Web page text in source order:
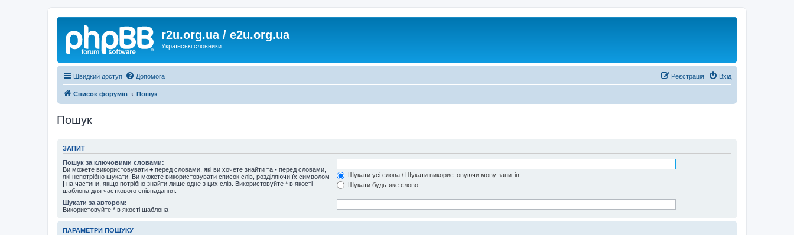
r2u.org.ua / e2u.org.ua
Українські словники
Швидкий доступ Допомога Вхід
Реєстрація
Список форумів Пошук
Пошук
ЗАПИТ
Пошук за ключовими словами:
Ви можете використовувати + перед словами, які ви хочете знайти та - перед словами,
які непотрібно шукати. Ви можете використовувати список слів, розділяючи їх символом
| на частини, якщо потрібно знайти лише одне з цих слів. Використовуйте * в якості
шаблона для часткового співпадання.
Шукати усі слова / Шукати використовуючи мову запитів
Шукати будь-яке слово
Шукати за автором:
Використовуйте * в якості шаблона
ПАРАМЕТРИ ПОШУКУ